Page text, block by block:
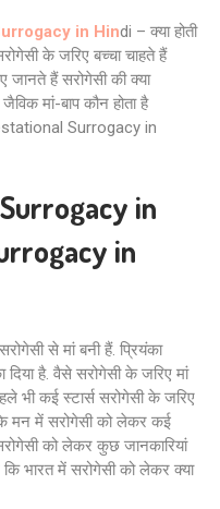
in Hindi – क्या होती
के जरिए बच्चा चाहते हैं
हैं सरोगेसी की क्या
मां-बाप कौन होता है
Surrogacy in
in
in
से मां बनी हैं. प्रियंका
दिया है. वैसे सरोगेसी के जरिए मां
भी कई स्टार्स सरोगेसी के जरिए
मन में सरोगेसी को लेकर कई
को लेकर कुछ जानकारियां
भारत में सरोगेसी को लेकर क्या